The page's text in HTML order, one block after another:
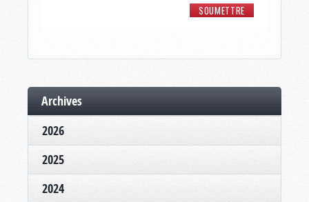
Archives
2026
2025
2024